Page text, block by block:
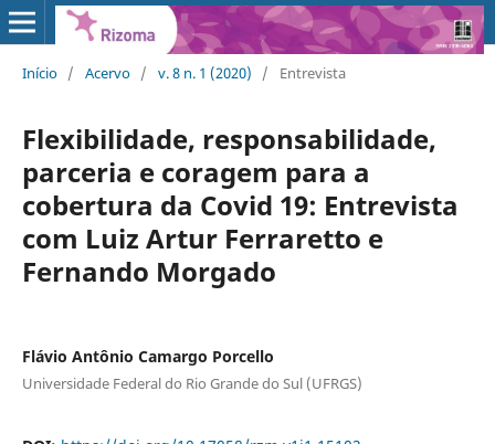
Início / Acervo / v. 8 n. 1 (2020) / Entrevista
Flexibilidade, responsabilidade,
parceria e coragem para a
cobertura da Covid 19: Entrevista
com Luiz Artur Ferraretto e
Fernando Morgado
Flávio Antônio Camargo Porcello
Universidade Federal do Rio Grande do Sul (UFRGS)